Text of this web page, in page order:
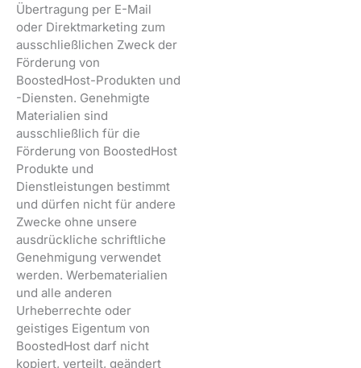
Übertragung per E-Mail
oder Direktmarketing zum
ausschließlichen Zweck der
Förderung von
BoostedHost-Produkten und
-Diensten. Genehmigte
Materialien sind
ausschließlich für die
Förderung von BoostedHost
Produkte und
Dienstleistungen bestimmt
und dürfen nicht für andere
Zwecke ohne unsere
ausdrückliche schriftliche
Genehmigung verwendet
werden. Werbematerialien
und alle anderen
Urheberrechte oder
geistiges Eigentum von
BoostedHost darf nicht
kopiert, verteilt, geändert